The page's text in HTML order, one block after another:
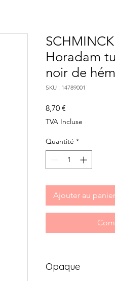
Horadam
noir de
SKU : 14789001
8,70 €
TVA Incluse
Quantité *
Ajouter au panier
Opaque